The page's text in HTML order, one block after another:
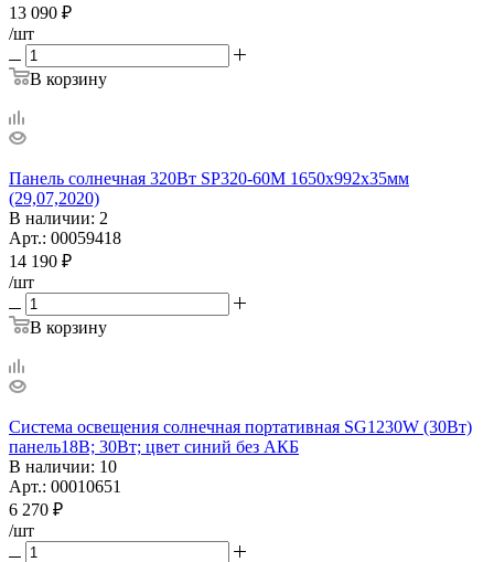
13 090 ₽
/шт
В корзину
Панель солнечная 320Вт SP320-60M 1650х992х35мм
(29,07,2020)
В наличии: 2
Арт.: 00059418
14 190 ₽
/шт
В корзину
Система освещения солнечная портативная SG1230W (30Вт)
панель18В; 30Вт; цвет синий без АКБ
В наличии: 10
Арт.: 00010651
6 270 ₽
/шт